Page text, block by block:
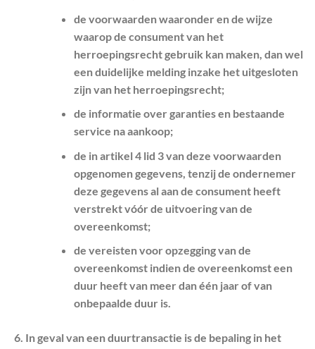
de voorwaarden waaronder en de wijze
waarop de consument van het
herroepingsrecht gebruik kan maken, dan wel
een duidelijke melding inzake het uitgesloten
zijn van het herroepingsrecht;
de informatie over garanties en bestaande
service na aankoop;
de in artikel 4 lid 3 van deze voorwaarden
opgenomen gegevens, tenzij de ondernemer
deze gegevens al aan de consument heeft
verstrekt vóór de uitvoering van de
overeenkomst;
de vereisten voor opzegging van de
overeenkomst indien de overeenkomst een
duur heeft van meer dan één jaar of van
onbepaalde duur is.
In geval van een duurtransactie is de bepaling in het